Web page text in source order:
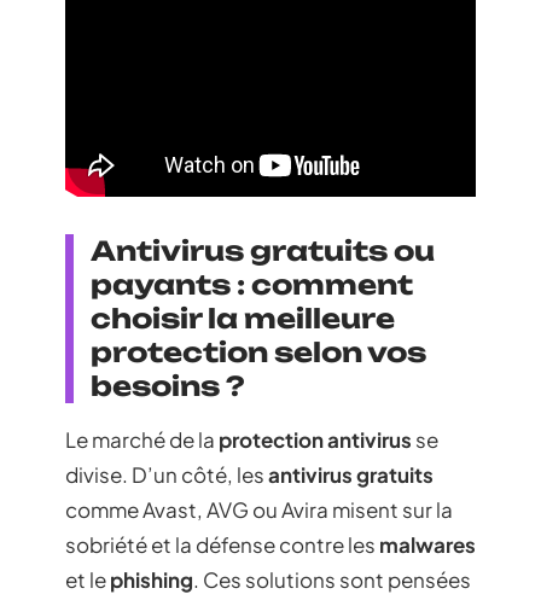
Antivirus gratuits ou
payants : comment
choisir la meilleure
protection selon vos
besoins ?
Le marché de la protection antivirus se
divise. D’un côté, lesantivirus gratuits
comme Avast, AVG ou Avira misent sur la
sobriété et la défense contre les malwares
et lephishing. Ces solutions sont pensées